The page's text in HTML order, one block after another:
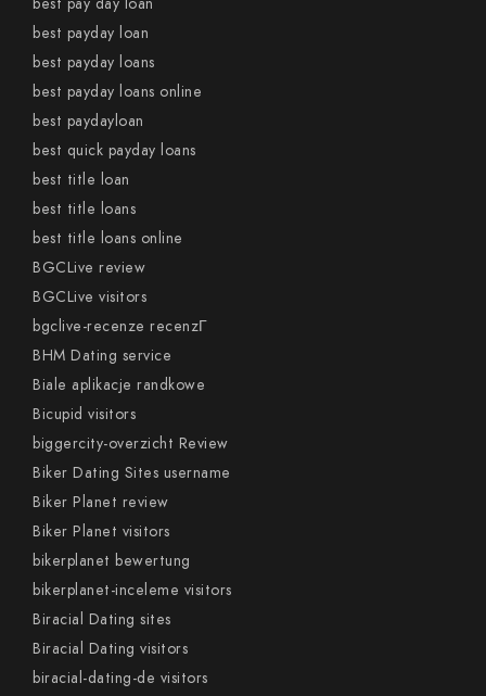
best payday loan
best payday loans
best payday loans online
best paydayloan
best quick payday loans
best title loan
best title loans
best title loans online
BGCLive review
BGCLive visitors
bgclive-recenze recenzГ­
BHM Dating service
Biale aplikacje randkowe
Bicupid visitors
biggercity-overzicht Review
Biker Dating Sites username
Biker Planet review
Biker Planet visitors
bikerplanet bewertung
bikerplanet-inceleme visitors
Biracial Dating sites
Biracial Dating visitors
biracial-dating-de visitors